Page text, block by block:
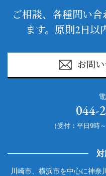
ご相談、各種問い
ます。原則2日以
お問
044-
（受付：平日9時
川崎市、横浜市を中心に神